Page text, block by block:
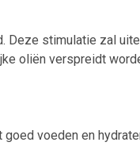
Deze stimulatie zal
oliën verspreidt
voeden en